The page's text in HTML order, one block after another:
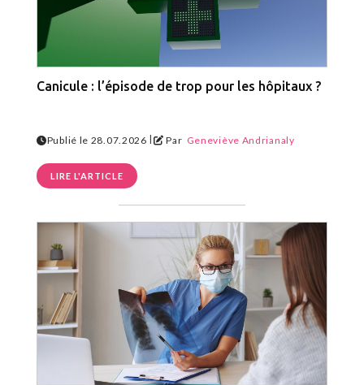
Canicule : l’épisode de trop pour les hôpitaux ?
Publié le 28.07.2026 | Par Geneviève Andrianaly
LIRE L'ARTICLE